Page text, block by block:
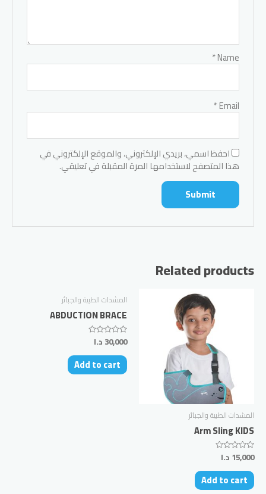
Name
*
Email
*
احفظ اسمي، بريدي الإلكتروني، والموقع الإلكتروني في
هذا المتصفح لاستخدامها المرة المقبلة في تعليقي.
Related products
المشدات الطبية والجبائر
Arm Sling KIDS
Rated
0
out
of
5
15,000 د.ا
Add to cart
المشدات الطبية والجبائر
ABDUCTION BRACE
Rated
0
out
of
5
30,000 د.ا
Add to cart